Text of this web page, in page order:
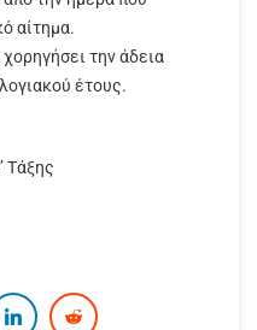
αίτημα.
την άδεια
έτους.
Τάξης